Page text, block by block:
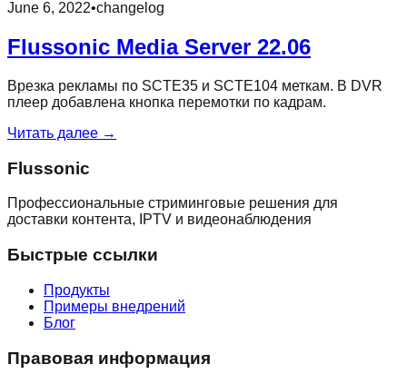
June 6, 2022•changelog
Flussonic Media Server 22.06
Врезка рекламы по SCTE35 и SCTE104 меткам. В DVR
плеер добавлена кнопка перемотки по кадрам.
Читать далее →
Flussonic
Профессиональные стриминговые решения для
доставки контента, IPTV и видеонаблюдения
Быстрые ссылки
Продукты
Примеры внедрений
Блог
Правовая информация